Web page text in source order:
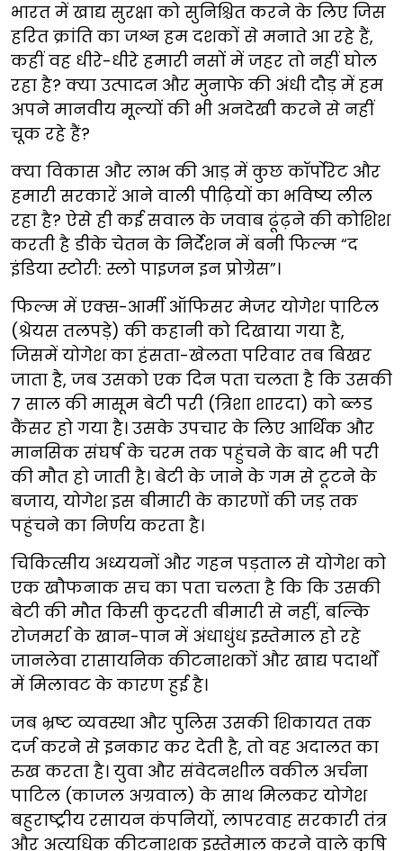
भारत में खाद्य सुरक्षा को सुनिश्चित करने के लिए जिस
हरित क्रांति का जश्न हम दशकों से मनाते आ रहे हैं,
कहीं वह धीरे-धीरे हमारी नसों में जहर तो नहीं घोल
रहा है? क्या उत्पादन और मुनाफे की अंधी दौड़ में हम
अपने मानवीय मूल्यों की भी अनदेखी करने से नहीं
चूक रहे हैं?
क्या विकास और लाभ की आड़ में कुछ कॉर्पोरेट और
हमारी सरकारें आने वाली पीढ़ियों का भविष्य लील
रहा है? ऐसे ही कई सवाल के जवाब ढूंढ़ने की कोशिश
करती है डीके चेतन के निर्देशन में बनी फिल्म “द
इंडिया स्टोरी: स्लो पाइजन इन प्रोग्रेस”।
फिल्म में एक्स-आर्मी ऑफिसर मेजर योगेश पाटिल
(श्रेयस तलपड़े) की कहानी को दिखाया गया है,
जिसमें योगेश का हंसता-खेलता परिवार तब बिखर
जाता है, जब उसको एक दिन पता चलता है कि उसकी
7 साल की मासूम बेटी परी (त्रिशा शारदा) को ब्लड
कैंसर हो गया है। उसके उपचार के लिए आर्थिक और
मानसिक संघर्ष के चरम तक पहुंचने के बाद भी परी
की मौत हो जाती है। बेटी के जाने के गम से टूटने के
बजाय, योगेश इस बीमारी के कारणों की जड़ तक
पहुंचने का निर्णय करता है।
चिकित्सीय अध्ययनों और गहन पड़ताल से योगेश को
एक खौफनाक सच का पता चलता है कि कि उसकी
बेटी की मौत किसी कुदरती बीमारी से नहीं, बल्कि
रोजमर्रा के खान-पान में अंधाधुंध इस्तेमाल हो रहे
जानलेवा रासायनिक कीटनाशकों और खाद्य पदार्थों
में मिलावट के कारण हुई है।
जब भ्रष्ट व्यवस्था और पुलिस उसकी शिकायत तक
दर्ज करने से इनकार कर देती है, तो वह अदालत का
रुख करता है। युवा और संवेदनशील वकील अर्चना
पाटिल (काजल अग्रवाल) के साथ मिलकर योगेश
बहुराष्ट्रीय रसायन कंपनियों, लापरवाह सरकारी तंत्र
और अत्यधिक कीटनाशक इस्तेमाल करने वाले कृषि